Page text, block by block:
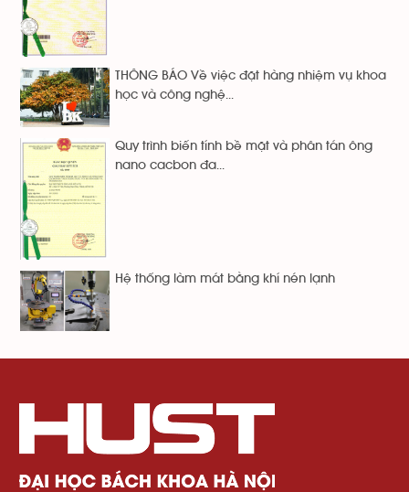
THÔNG BÁO Về việc đặt hàng nhiệm vụ khoa
học và công nghệ...
Quy trình biến tính bề mặt và phân tán ông
nano cacbon đa...
Hệ thống làm mát bằng khí nén lạnh